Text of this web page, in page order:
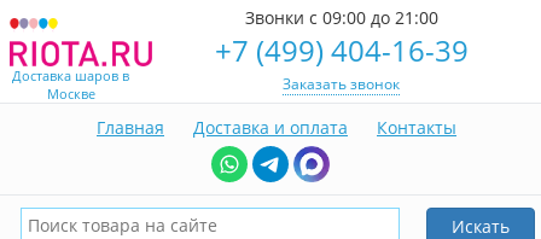
Доставка шаров в
Москве
Звонки с 09:00 до 21:00
+7 (499) 404-16-39
Заказать звонок
Главная Доставка и оплата Контакты
Искать